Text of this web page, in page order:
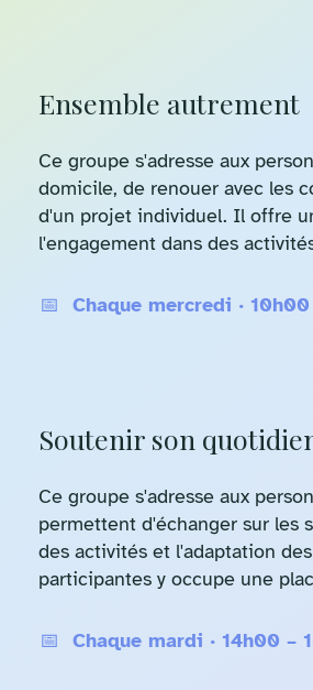
Ensemble autrement
Ce groupe s'adresse aux
domicile, de renouer avec les
d'un projet individuel. Il offre
l'engagement dans des
📅 Chaque mercredi · 10h00
Soutenir son
Ce groupe s'adresse aux
permettent d'échanger sur les
des activités et l'adaptation
participantes y occupe une
📅 Chaque mardi · 14h00 –